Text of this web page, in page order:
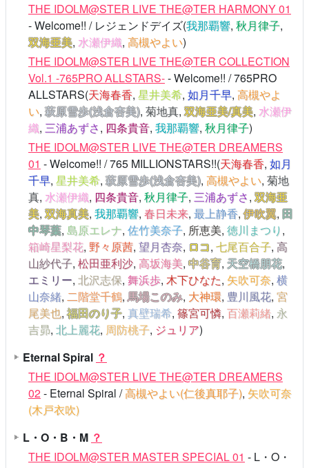
THE IDOLM@STER LIVE THE@TER HARMONY 01
- Welcome!! / レジェンドデイズ(我那覇響, 秋月律子,
双海亜美, 水瀬伊織, 高槻やよい)
THE IDOLM@STER LIVE THE@TER COLLECTION
Vol.1 -765PRO ALLSTARS-- Welcome!! / 765PRO
ALLSTARS(天海春香, 星井美希, 如月千早, 高槻やよ
い,萩原雪歩(浅倉杏美), 菊地真,双海亜美/真美, 水瀬伊
織, 三浦あずさ, 四条貴音, 我那覇響, 秋月律子)
THE IDOLM@STER LIVE THE@TER DREAMERS
01 - Welcome!! / 765 MILLIONSTARS!!(天海春香, 如月
千早, 星井美希,萩原雪歩(浅倉杏美), 高槻やよい, 菊地
真, 水瀬伊織, 四条貴音, 秋月律子, 三浦あずさ,双海亜
美,双海真美, 我那覇響, 春日未来, 最上静香,伊吹翼, 田
中琴葉, 島原エレナ, 佐竹美奈子, 所恵美, 徳川まつり,
箱崎星梨花, 野々原茜, 望月杏奈, ロコ, 七尾百合子, 高
山紗代子, 松田亜利沙, 高坂海美, 中谷育, 天空橋朋花,
エミリー, 北沢志保, 舞浜歩, 木下ひなた, 矢吹可奈, 横
山奈緒, 二階堂千鶴,馬場このみ, 大神環, 豊川風花, 宮
尾美也,福田のり子, 真壁瑞希, 篠宮可憐, 百瀬莉緒, 永
吉昴, 北上麗花, 周防桃子, ジュリア)
Eternal Spiral ？
THE IDOLM@STER LIVE THE@TER DREAMERS
02- Eternal Spiral /高槻やよい(仁後真耶子), 矢吹可奈
(木戸衣吹)
L・O・B・M ？
THE IDOLM@STER MASTER SPECIAL 01 - L・O・